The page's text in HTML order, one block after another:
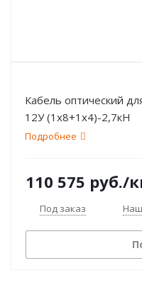
Кабель оптический
12У (1х8+1х4)-2,7кН
Подробнее
110 575 руб./
Под заказ